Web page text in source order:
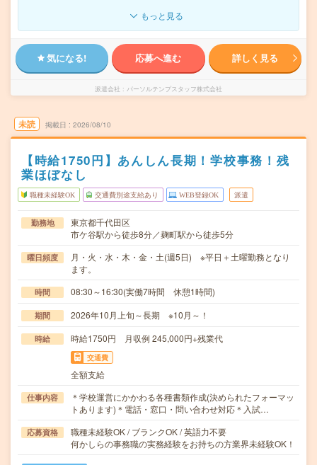
もっと見る
気になる! 応募へ進む 詳しく見る
派遣会社 パーソルテンプスタッフ株式会社
未読 掲載日 2026/08/10
【時給1750円】あんしん長期！学校事務！残
業ほぼなし
職種未経験OK 交通費別途支給あり WEB登録OK 派遣
勤務地
東京都千代田区
市ケ谷駅から徒歩8分／麹町駅から徒歩5分
曜日頻度
月・火・水・木・金・土(週5日) ※平日＋土曜勤務となり
ます。
時間 08:30～16:30(実働7時間 休憩1時間)
期間 2026年10月上旬～長期 ※10月～！
時給 時給1750円 月収例 245,000円+残業代
交通費
全額支給
仕事内容
＊学校運営にかかわる各種書類作成(決められたフォーマッ
トあります)＊電話・窓口・問い合わせ対応＊入試…
応募資格
職種未経験OK / ブランクOK / 英語力不要
何かしらの事務職の実務経験をお持ちの方業界未経験OK！